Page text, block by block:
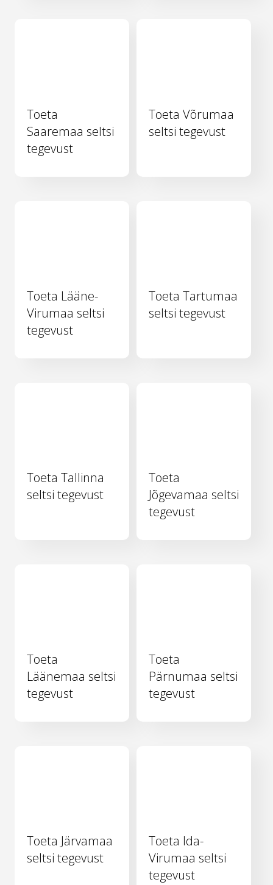
Toeta
Saaremaa seltsi
tegevust
Toeta Võrumaa
seltsi tegevust
Toeta Lääne-
Virumaa seltsi
tegevust
Toeta Tartumaa
seltsi tegevust
Toeta Tallinna
seltsi tegevust
Toeta
Jõgevamaa seltsi
tegevust
Toeta
Läänemaa seltsi
tegevust
Toeta
Pärnumaa seltsi
tegevust
Toeta Järvamaa
seltsi tegevust
Toeta Ida-
Virumaa seltsi
tegevust